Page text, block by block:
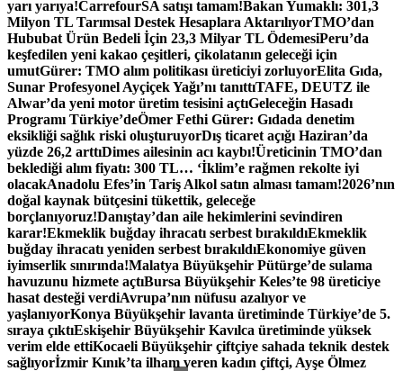
yarı yarıya!CarrefourSA satışı tamam!Bakan Yumaklı: 301,3
Milyon TL Tarımsal Destek Hesaplara AktarılıyorTMO’dan
Hububat Ürün Bedeli İçin 23,3 Milyar TL ÖdemesiPeru’da
keşfedilen yeni kakao çeşitleri, çikolatanın geleceği için
umutGürer: TMO alım politikası üreticiyi zorluyorElita Gıda,
Sunar Profesyonel Ayçiçek Yağı’nı tanıttıTAFE, DEUTZ ile
Alwar’da yeni motor üretim tesisini açtıGeleceğin Hasadı
Programı Türkiye’deÖmer Fethi Gürer: Gıdada denetim
eksikliği sağlık riski oluşturuyorDış ticaret açığı Haziran’da
yüzde 26,2 arttıDimes ailesinin acı kaybı!Üreticinin TMO’dan
beklediği alım fiyatı: 300 TL… ‘İklim’e rağmen rekolte iyi
olacakAnadolu Efes’in Tariş Alkol satın alması tamam!2026’nın
doğal kaynak bütçesini tükettik, geleceğe
borçlanıyoruz!Danıştay’dan aile hekimlerini sevindiren
karar!Ekmeklik buğday ihracatı serbest bırakıldıEkmeklik
buğday ihracatı yeniden serbest bırakıldıEkonomiye güven
iyimserlik sınırında!Malatya Büyükşehir Pütürge’de sulama
havuzunu hizmete açtıBursa Büyükşehir Keles’te 98 üreticiye
hasat desteği verdiAvrupa’nın nüfusu azalıyor ve
yaşlanıyorKonya Büyükşehir lavanta üretiminde Türkiye’de 5.
sıraya çıktıEskişehir Büyükşehir Kavılca üretiminde yüksek
verim elde ettiKocaeli Büyükşehir çiftçiye sahada teknik destek
sağlıyorİzmir Kınık’ta ilham veren kadın çiftçi, Ayşe Ölmez